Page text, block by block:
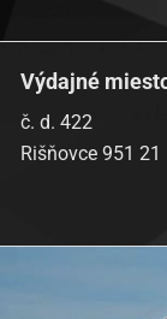
Výdajné
č. d. 422
Rišňovce 951 21